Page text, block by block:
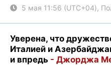
5 мая 11:56 (UTC+04),
Уверена, что
Италией и
и впредь - Джорджа